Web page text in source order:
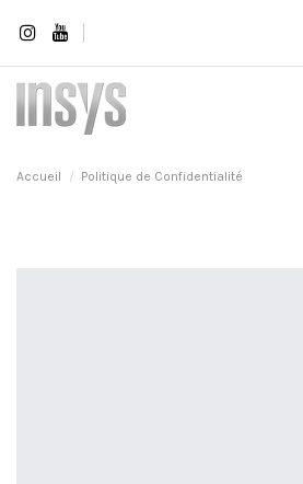
Accueil Politique de Confidentialité